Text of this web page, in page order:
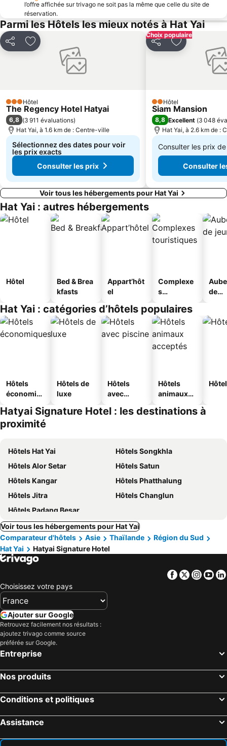
l’offre affichée sur trivago ne soit pas la même que celle du site de
réservation.
Parmi les Hôtels les mieux notés à Hat Yai
PartagerAjouter à mes favoris
3 Étoiles
Hôtel
The Regency Hotel Hatyai
6,8 (3 911 évaluations)
Hat Yai, à 1.6 km de : Centre-ville
Sélectionnez des dates pour voir
les prix exacts
Consulter les prix
Choix populaire
PartagerAjouter à
2 Étoiles
Hôtel
Siam Mansion
8,8 Excellent (3 048
Hat Yai, à 2.6 km de :
Consulter les prix
De
19 € Consulter
Voir tous les hébergements pour Hat Yai
Hat Yai : autres hébergements
Hôtel
Bed & Brea
kfasts
Appart’hôt
el
Complexe
s
s
de
Hat Yai : catégories d’hôtels populaires
Hôtels
économiq
Hôtels de
luxe
Hôtels
avec
Hôtels
animaux
Hatyai Signature Hotel : les destinations à
proximité
Hôtels Hat Yai
Hôtels Songkhla
Hôtels Alor Setar
Hôtels Satun
Hôtels Kangar
Hôtels Phatthalung
Hôtels Jitra
Hôtels Changlun
Hôtels Padang Besar
Voir tous les hébergements pour Hat Yai
Comparateur d'hôtels
Asie Thaïlande
Région du Sud
Hat Yai
Hatyai Signature Hotel
Facebook
Twitter
Choisissez votre pays
Ajouter sur Google
Retrouvez facilement nos résultats :
ajoutez trivago comme source
préférée sur Google.
Entreprise
Nos produits
Conditions et politiques
Assistance